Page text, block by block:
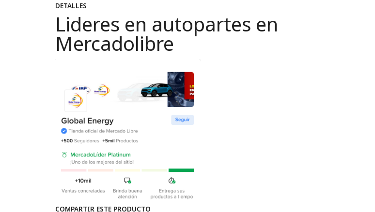
DETALLES
Lideres en autopartes en
Mercadolibre
COMPARTIR ESTE PRODUCTO